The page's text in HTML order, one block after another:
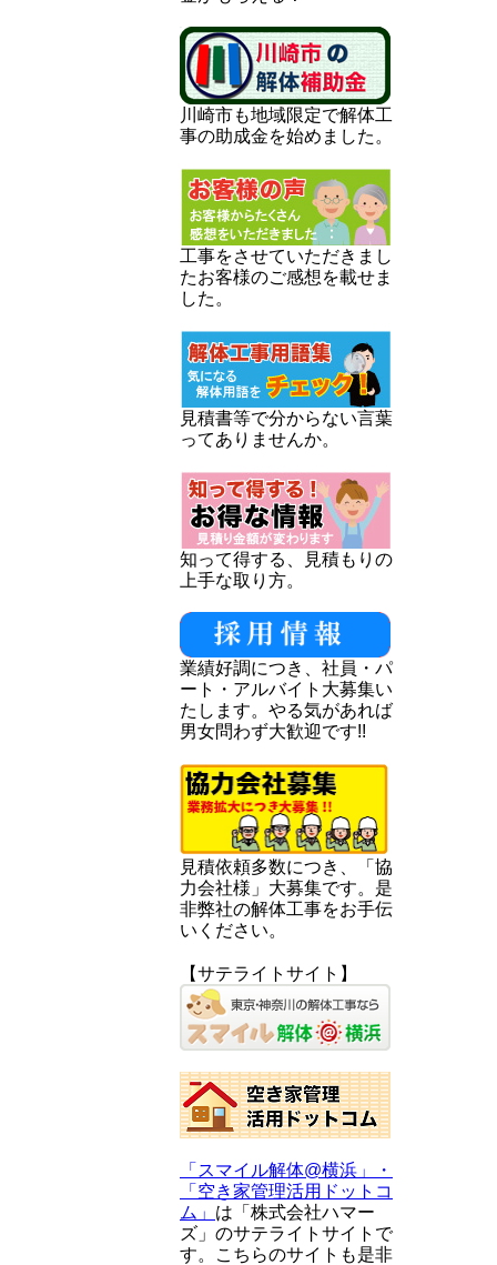
川崎市も地域限定で解体工
事の助成金を始めました。
工事をさせていただきまし
たお客様のご感想を載せま
した。
見積書等で分からない言葉
ってありませんか。
知って得する、見積もりの
上手な取り方。
業績好調につき、社員・パ
ート・アルバイト大募集い
たします。やる気があれば
男女問わず大歓迎です!!
見積依頼多数につき、「協
力会社様」大募集です。是
非弊社の解体工事をお手伝
いください。
【サテライトサイト】
「スマイル解体@横浜」・
「空き家管理活用ドットコ
ム」 は「株式会社ハマー
ズ」のサテライトサイトで
す。こちらのサイトも是非